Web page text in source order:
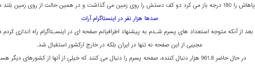
پاهاش را 180 درجه باز می کرد دو کف دستش را روی زمین می گذاشت و در همین حالت از روی زمین بلند می شد
صدها هزار نفر در اینستاگرام آرات
بعد از آنکه متوجه استعداد های پسرم شـدم به پیشنهاد اطرافیانم صفحه ای در اینسـتاگرام راه اندازی
عجیبی از این صفحه نه تنها در ایران بلکه در خارج ازکشور استقبال شد.
در حال حاضر 961.8 هزار دنبال کننده، صفحه پسرم را دنبال می کنند که خیلی از آنها از کشورهای دیگر هستند